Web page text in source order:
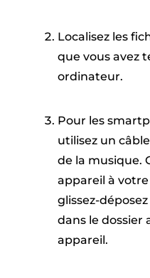
Localisez les
que vous avez
ordinateur.
Pour les
utilisez un
de la musique.
appareil à
glissez-
dans le dossier
appareil.